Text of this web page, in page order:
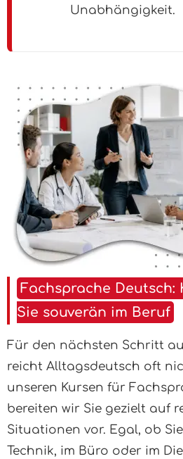
Unabhängigkeit.
Fachsprache Deutsch:
Sie souverän im Beruf
Für den nächsten Schritt
reicht Alltagsdeutsch oft
unseren Kursen für
bereiten wir Sie gezielt auf
Situationen vor. Egal, ob
Technik, im Büro oder im